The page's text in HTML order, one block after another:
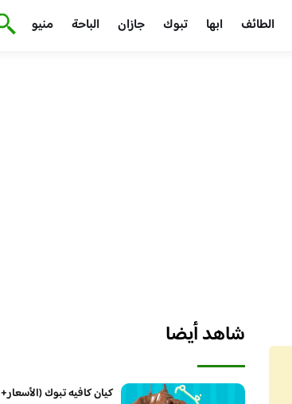
الطائف ابها تبوك جازان الباحة منيو
شاهد أيضا
كيان كافيه تبوك (الأسعار+